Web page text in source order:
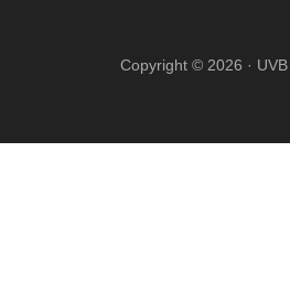
Copyright © 2026 ·